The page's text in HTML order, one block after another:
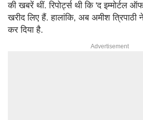
की खबरें थीं. रिपोर्ट्स थी कि 'द इम्मोर्टल
खरीद लिए हैं. हालांकि, अब अमीश त्रिपाठी
कर दिया है.
Advertisement